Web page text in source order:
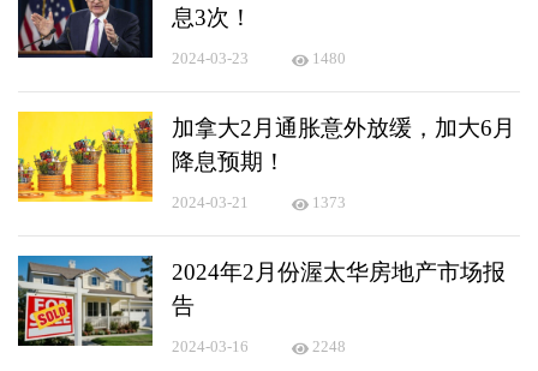
息3次！
2024-03-23 1480
加拿大2月通胀意外放缓，加大6月
降息预期！
2024-03-21 1373
2024年2月份渥太华房地产市场报
告
2024-03-16 2248